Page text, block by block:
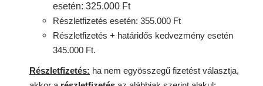
esetén: 325.000 Ft
Részletfizetés esetén: 355.000 Ft
Részletfizetés + határidős kedvezmény esetén
345.000 Ft.
Részletfizetés: ha nem egyösszegű fizetést választja,